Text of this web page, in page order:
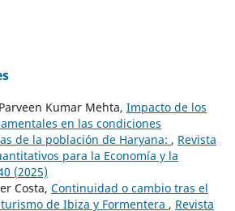
Kumar Mehta, Impacto de los
en las condiciones
de la población de Haryana: , Revista
para la Economía y la
(2025)
Costa, Continuidad o cambio tras el
de Ibiza y Formentera , Revista